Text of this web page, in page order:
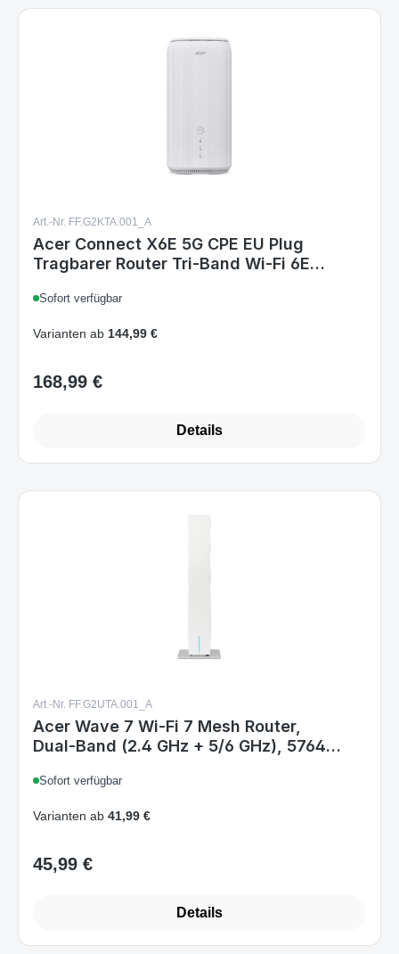
Art.-Nr. FF.G2KTA.001_A
Acer Connect X6E 5G CPE EU Plug
Tragbarer Router Tri-Band Wi-Fi 6E
WAN NanoSIM Weiß
Sofort verfügbar
Varianten ab 144,99 €
Regulärer Preis:
168,99 €
Details
Art.-Nr. FF.G2UTA.001_A
Acer Wave 7 Wi‑Fi 7 Mesh Router,
Dual‑Band (2.4 GHz + 5/6 GHz), 5764
WAN, EU
Sofort verfügbar
Varianten ab 41,99 €
Regulärer Preis:
45,99 €
Details